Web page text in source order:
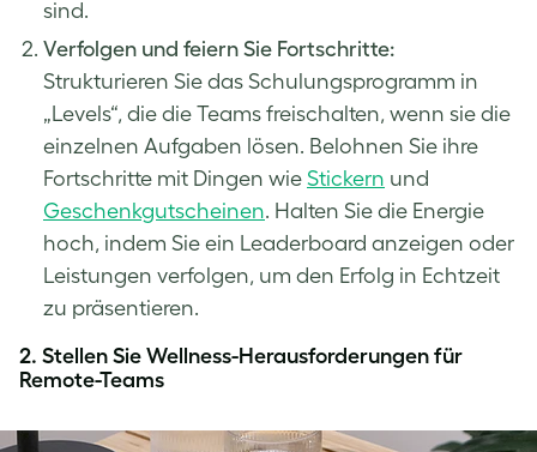
sind.
Verfolgen und feiern Sie Fortschritte:
Strukturieren Sie das Schulungsprogramm in
„Levels“, die die Teams freischalten, wenn sie die
einzelnen Aufgaben lösen. Belohnen Sie ihre
Fortschritte mit Dingen wie Stickern und
Geschenkgutscheinen. Halten Sie die Energie
hoch, indem Sie ein Leaderboard anzeigen oder
Leistungen verfolgen, um den Erfolg in Echtzeit
zu präsentieren.
2. Stellen Sie Wellness-Herausforderungen für
Remote-Teams